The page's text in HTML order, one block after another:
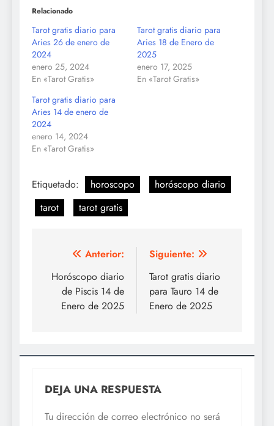
Relacionado
Tarot gratis diario para
Aries 26 de enero de
2024
enero 25, 2024
En «Tarot Gratis»
Tarot gratis diario para
Aries 18 de Enero de
2025
enero 17, 2025
En «Tarot Gratis»
Tarot gratis diario para
Aries 14 de enero de
2024
enero 14, 2024
En «Tarot Gratis»
Etiquetado: horoscopo
horóscopo diario
tarot
tarot gratis
Navegación
de
entradas
Anterior:
Horóscopo diario
de Piscis 14 de
Enero de 2025
Siguiente:
Tarot gratis diario
para Tauro 14 de
Enero de 2025
DEJA UNA RESPUESTA
Tu dirección de correo electrónico no será